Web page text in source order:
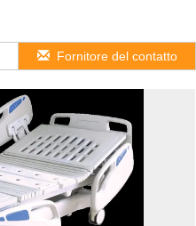
Fornitore del contatto